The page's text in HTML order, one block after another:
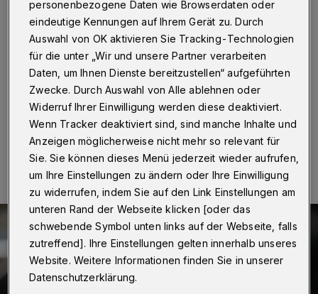
Wuppertal·Die Wuppertaler Polizei hat am
Mittwochabend (13. Dezember 2023) im Rahmen
eines Einsatzes in der Jägerstraße in der Nähe des
Grünen Zoos Spezialeinheiten angefordert.
13.12.2023 , 22:45 Uhr Eine Minute Lesezeit
personenbezogene Daten wie Browserdaten oder
eindeutige Kennungen auf Ihrem Gerät zu. Durch
Auswahl von OK aktivieren Sie Tracking-Technologien
für die unter „Wir und unsere Partner verarbeiten
Daten, um Ihnen Dienste bereitzustellen“ aufgeführten
Zwecke. Durch Auswahl von Alle ablehnen oder
Widerruf Ihrer Einwilligung werden diese deaktiviert.
Wenn Tracker deaktiviert sind, sind manche Inhalte und
Anzeigen möglicherweise nicht mehr so relevant für
Sie. Sie können dieses Menü jederzeit wieder aufrufen,
um Ihre Einstellungen zu ändern oder Ihre Einwilligung
zu widerrufen, indem Sie auf den Link Einstellungen am
unteren Rand der Webseite klicken [oder das
schwebende Symbol unten links auf der Webseite, falls
zutreffend]. Ihre Einstellungen gelten innerhalb unseres
Website. Weitere Informationen finden Sie in unserer
Datenschutzerklärung.